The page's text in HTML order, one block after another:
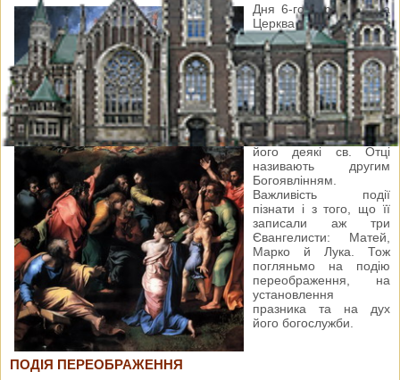
Дня 6-го серпня наша
Церква святкує
празник світлого
Господнього
Переображення.
Завданням цього
празника є звеличати з
життя Ісуса Христа
славну подію
переображення, що
його деякі св. Отці
називають другим
Богоявлінням.
Важливість події
пізнати і з того, що її
записали аж три
Євангелисти: Матей,
Марко й Лука. Тож
погляньмо на подію
переображення, на
установлення
празника та на дух
його богослужби.
ПОДІЯ ПЕРЕОБРАЖЕННЯ